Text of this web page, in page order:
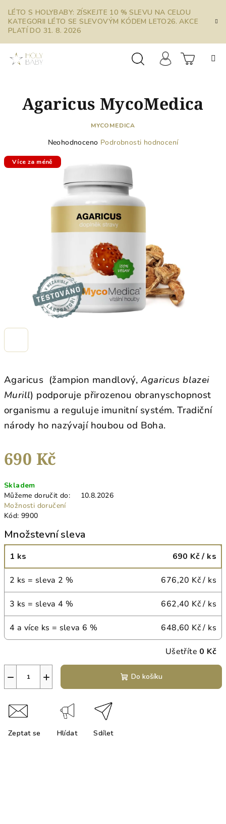
obsah
LÉTO S HOLYBABY: ZÍSKEJTE 10 % SLEVU NA CELOU
KATEGORII LÉTO SE SLEVOVÝM KÓDEM LETO26. AKCE
PLATÍ DO 31. 8. 2026
košík
Agaricus (žampion mandlový, Agaricus blazei
Murill) podporuje přirozenou obranyschopnost
organismu a reguluje imunitní systém. Tradiční
národy ho nazývají houbou od Boha.
690 Kč
cena:
Skladem
Můžeme doručit do:
10.8.2026
Možnosti doručení
Kód: 9900
Množstevní sleva
1 ks 690 Kč/ ks
2 ks = sleva 2 % 676,20 Kč/ ks
3 ks = sleva 4 % 662,40 Kč/ ks
4 a více ks = sleva 6 % 648,60 Kč/ ks
Ušetříte 0 Kč
+
− Do košíku
Zeptat se Hlídat Sdílet
Agaricus MycoMedica
MYCOMEDICA
Průměrné
produktu
hvězdiček.
Neohodnoceno Podrobnosti hodnocení
Více za méně